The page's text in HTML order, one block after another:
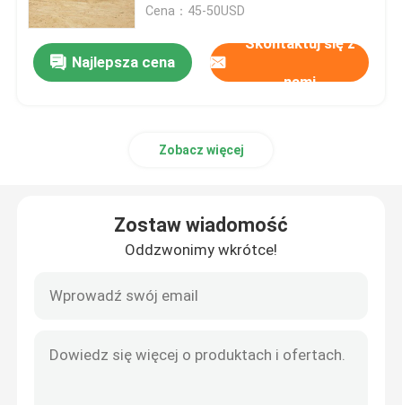
Cena：45-50USD
Najlepsza cena
Skontaktuj się z
nami
Zobacz więcej
Zostaw wiadomość
Oddzwonimy wkrótce!